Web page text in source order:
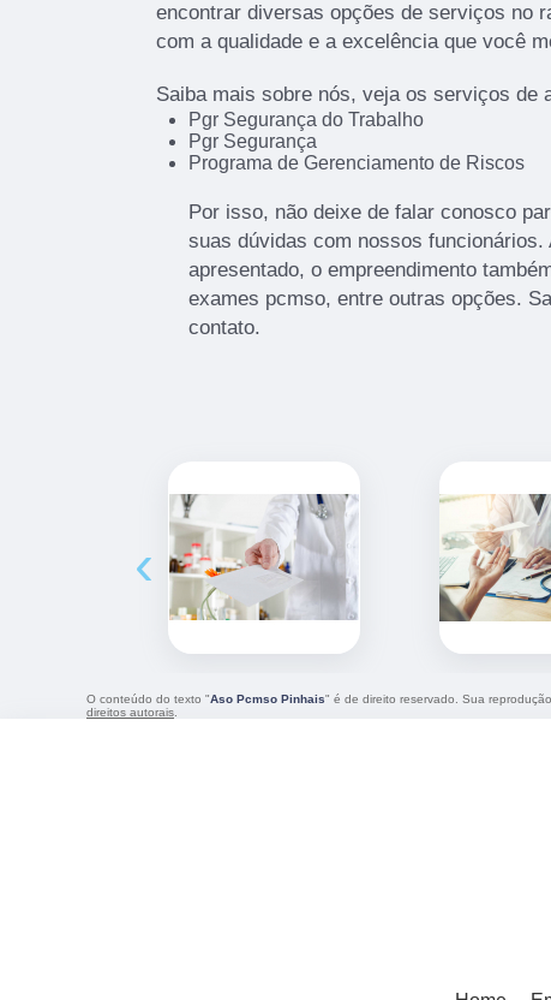
encontrar diversas opções de serviços no
com a qualidade e a excelência que você
Saiba mais sobre nós, veja os serviços de
Pgr Segurança do Trabalho
Pgr Segurança
Programa de Gerenciamento de Riscos
Por isso, não deixe de falar conosco
suas dúvidas com nossos funcionários.
apresentado, o empreendimento
exames pcmso, entre outras opções.
contato.
‹
O conteúdo do texto "Aso Pcmso Pinhais" é de direito reservado. Sua
direitos autorais.